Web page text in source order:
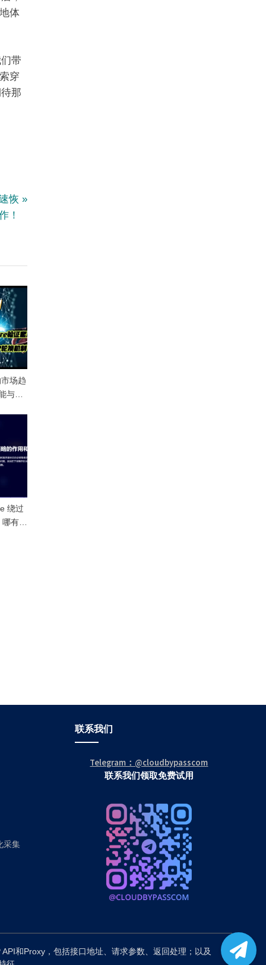
体
带
穿
那
恢
！
场趋
与
绕过
有靠
采集
联系我们
Telegram：@cloudbypasscom
联系我们领取免费试用
和Proxy，包括接口地址、请求参数、返回处理；以及